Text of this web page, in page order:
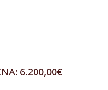
6.200,00€